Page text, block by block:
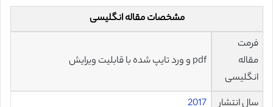
مشخصات مقاله انگلیسی
فرمت
مقاله
انگلیسی
pdf و ورد تایپ شده با قابلیت ویرایش
سال انتشار
2017